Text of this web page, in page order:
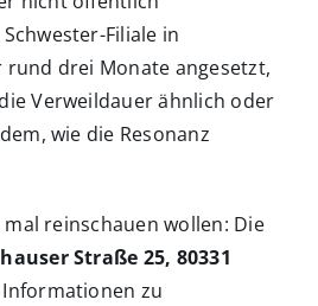
Filiale in
drei Monate angesetzt,
Verweildauer ähnlich oder
wie die Resonanz
reinschauen wollen: Die
Straße 25, 80331
Informationen zu